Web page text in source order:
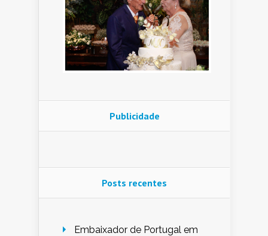
Publicidade
Posts recentes
Embaixador de Portugal em